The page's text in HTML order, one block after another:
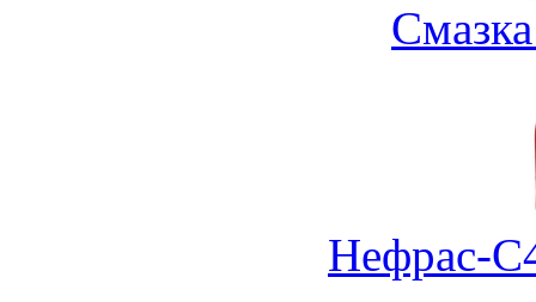
Нефрас-